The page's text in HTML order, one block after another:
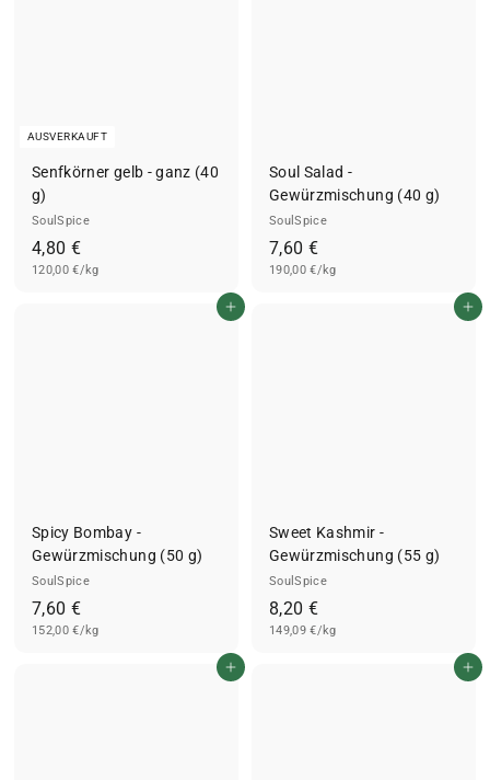
AUSVERKAUFT
Senfkörner gelb - ganz (40
g)
SoulSpice
4,80 €4
,
120,00 €/kg
Soul Salad -
Gewürzmischung (40 g)
SoulSpice
7,60 €7
,
190,00 €/kg
In den Einkaufswagen legen
Spicy Bombay -
Gewürzmischung (50 g)
SoulSpice
7,60 €7
,
152,00 €/kg
In den Einkaufswagen legen
Sweet Kashmir -
Gewürzmischung (55 g)
SoulSpice
8,20 €8
,
149,09 €/kg
In den Einkaufswagen legen In den Einkaufswagen legen